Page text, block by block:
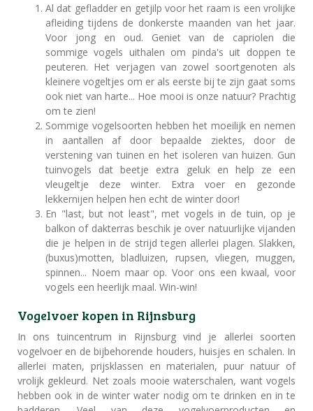
Al dat gefladder en getjilp voor het raam is een vrolijke
afleiding tijdens de donkerste maanden van het jaar.
Voor jong en oud. Geniet van de capriolen die
sommige vogels uithalen om pinda's uit doppen te
peuteren. Het verjagen van zowel soortgenoten als
kleinere vogeltjes om er als eerste bij te zijn gaat soms
ook niet van harte... Hoe mooi is onze natuur? Prachtig
om te zien!
Sommige vogelsoorten hebben het moeilijk en nemen
in aantallen af door bepaalde ziektes, door de
verstening van tuinen en het isoleren van huizen. Gun
tuinvogels dat beetje extra geluk en help ze een
vleugeltje deze winter. Extra voer en gezonde
lekkernijen helpen hen echt de winter door!
En "last, but not least", met vogels in de tuin, op je
balkon of dakterras beschik je over natuurlijke vijanden
die je helpen in de strijd tegen allerlei plagen. Slakken,
(buxus)motten, bladluizen, rupsen, vliegen, muggen,
spinnen... Noem maar op. Voor ons een kwaal, voor
vogels een heerlijk maal. Win-win!
Vogelvoer kopen in Rijnsburg
In ons tuincentrum in Rijnsburg vind je allerlei soorten
vogelvoer en de bijbehorende houders, huisjes en schalen. In
allerlei maten, prijsklassen en materialen, puur natuur of
vrolijk gekleurd. Net zoals mooie waterschalen, want vogels
hebben ook in de winter water nodig om te drinken en in te